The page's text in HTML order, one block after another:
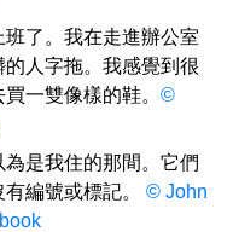
了。我在走進辦公室
人字拖。我感覺到很
一雙像樣的鞋。 ©
是我住的那間。它們
編號或標記。 © John